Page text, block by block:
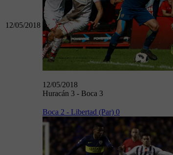
12/05/2018
12/05/2018
Huracán 3 - Boca 3
Boca 2 - Libertad (Par) 0